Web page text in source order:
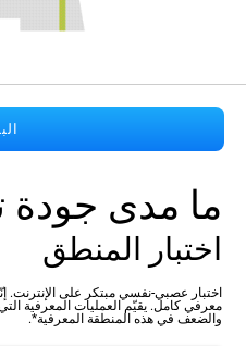
ما مدى جودة
اختبار المنطق
اختبار عصبي-نفسي مبتكر على
معرفي كامل. يقيّم العمليات المعرفية
والضعف في هذه المنطقة المعرفية*.